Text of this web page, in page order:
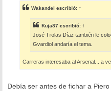
s
a Wakandel escribió: ↑
Kuja87 escribió: ↑
José Trolas Díaz también le
Gvardiol andaría el tema.
Carreras interesaba al Arsenal... a
Debía ser antes de fichar a